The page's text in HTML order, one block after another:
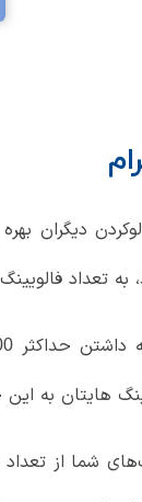
دیگران
به تعداد
به این
شما از تعداد